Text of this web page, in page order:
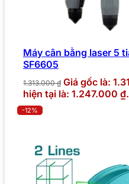
Máy cân bằng laser 5
SF6605
1.313.000₫ Giá gốc là:
hiện tại là: 1.247.000 ₫.
-12%